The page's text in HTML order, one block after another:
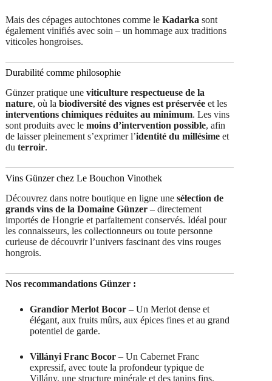
Mais des cépages autochtones comme le Kadarka sont
également vinifiés avec soin – un hommage aux traditions
viticoles hongroises.
Durabilité comme philosophie
Günzer pratique une viticulture respectueuse de la
nature, où la biodiversité des vignes est préservéeet les
interventions chimiques réduites au minimum. Les vins
sont produits avec le moins d’intervention possible, afin
de laisser pleinement s’exprimer l’identité du millésimeet
du terroir.
Vins Günzer chez Le Bouchon Vinothek
Découvrez dans notre boutique en ligne une sélection de
grands vins de la Domaine Günzer– directement
importés de Hongrie et parfaitement conservés. Idéal pour
les connaisseurs, les collectionneurs ou toute personne
curieuse de découvrir l’univers fascinant des vins rouges
hongrois.
Nos recommandations Günzer :
Grandior Merlot Bocor– Un Merlot dense et
élégant, aux fruits mûrs, aux épices fines et au grand
potentiel de garde.
Villányi Franc Bocor– Un Cabernet Franc
expressif, avec toute la profondeur typique de
Villány, une structure minérale et des tanins fins.